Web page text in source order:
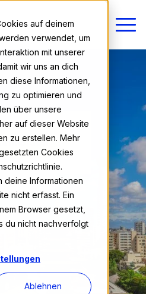
auf deinem
verwendet, um
mit unserer
wir uns an dich
diese Informationen,
zu optimieren und
über unsere
auf dieser Website
zu erstellen. Mehr
Cookies
deine Informationen
nicht erfasst. Ein
Browser gesetzt,
du nicht nachverfolgt
Ablehnen